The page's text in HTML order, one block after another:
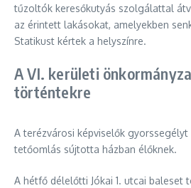
tűzoltók keresőkutyás szolgálattal
az érintett lakásokat, amelyekben
Statikust kértek a helyszínre.
A VI. kerületi
történtekre
A terézvárosi képviselők gyorssegélyt
tetőomlás sújtotta házban élőknek.
A hétfő délelőtti Jókai 1. utcai baleset